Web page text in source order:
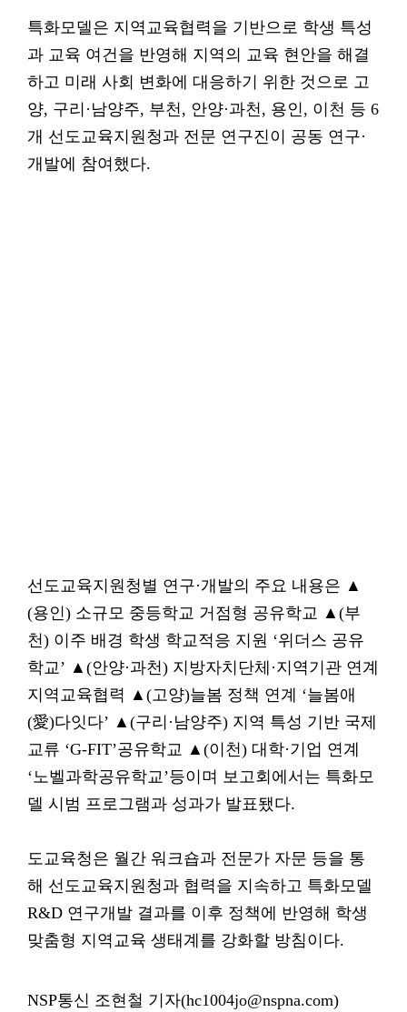
특화모델은 지역교육협력을 기반으로 학생 특성
과 교육 여건을 반영해 지역의 교육 현안을 해결
하고 미래 사회 변화에 대응하기 위한 것으로 고
양, 구리·남양주, 부천, 안양·과천, 용인, 이천 등 6
개 선도교육지원청과 전문 연구진이 공동 연구·
개발에 참여했다.
선도교육지원청별 연구·개발의 주요 내용은 ▲
(용인) 소규모 중등학교 거점형 공유학교 ▲(부
천) 이주 배경 학생 학교적응 지원 ‘위더스 공유
학교’ ▲(안양·과천) 지방자치단체·지역기관 연계
지역교육협력 ▲(고양)늘봄 정책 연계 ‘늘봄애
(愛)다잇다’ ▲(구리·남양주) 지역 특성 기반 국제
교류 ‘G-FIT’공유학교 ▲(이천) 대학·기업 연계
‘노벨과학공유학교’등이며 보고회에서는 특화모
델 시범 프로그램과 성과가 발표됐다.
도교육청은 월간 워크숍과 전문가 자문 등을 통
해 선도교육지원청과 협력을 지속하고 특화모델
R&D 연구개발 결과를 이후 정책에 반영해 학생
맞춤형 지역교육 생태계를 강화할 방침이다.
NSP통신 조현철 기자(hc1004jo@nspna.com)